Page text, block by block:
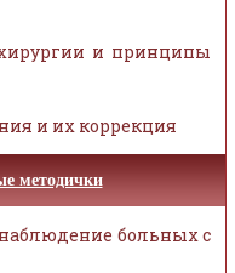
и принципы
и их коррекция
методички
больных с